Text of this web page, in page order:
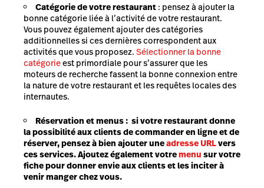
Catégorie de votre restaurant : pensez à ajouter la
bonne catégorie liée à l’activité de votre restaurant.
Vous pouvez également ajouter des catégories
additionnelles si ces dernières correspondent aux
activités que vous proposez. Sélectionner la bonne
catégorieest primordiale pour s’assurer que les
moteurs de recherche fassent la bonne connexion entre
la nature de votre restaurant et les requêtes locales des
internautes.
Réservation et menus : si votre restaurant donne
la possibilité aux clients de commander en ligne et de
réserver, pensez à bien ajouter uneadresse URLvers
ces services. Ajoutez également votremenu sur votre
fiche pour donner envie aux clients et les inciter à
venir manger chez vous.